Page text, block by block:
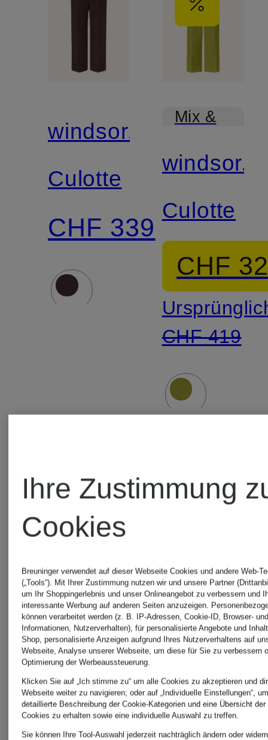
windsor.
Culotte
CHF 339
Mix &
windsor.
Culotte
CHF
CHF 419
windsor.
Hose
Match
windsor.
Ihre Zustimmung
Cookies
Breuninger verwendet auf dieser Webseite Cookies und andere Web-
(„Tools“). Mit Ihrer Zustimmung nutzen wir und unsere Partner
um Ihr Shoppingerlebnis und unser Onlineangebot zu verbessern und
interessante Werbung auf anderen Seiten anzuzeigen.
können verarbeitet werden (z. B. IP-Adressen, Cookie-ID, Browser-
Informationen, Nutzerverhalten), für personalisierte Angebote und
Shop, personalisierte Anzeigen aufgrund Ihres Nutzerverhaltens auf
Webseite, Analyse unserer Webseite, um diese für Sie zu verbessern
Optimierung der Werbeaussteuerung.
Klicken Sie auf „Ich stimme zu“ um alle Cookies zu akzeptieren und
Webseite weiter zu navigieren; oder auf „Individuelle Einstellungen“,
detaillierte Beschreibung der Cookie-Kategorien und eine Übersicht
Cookies zu erhalten sowie eine individuelle Auswahl zu treffen.
Sie können Ihre Tool-Auswahl jederzeit nachträglich ändern oder